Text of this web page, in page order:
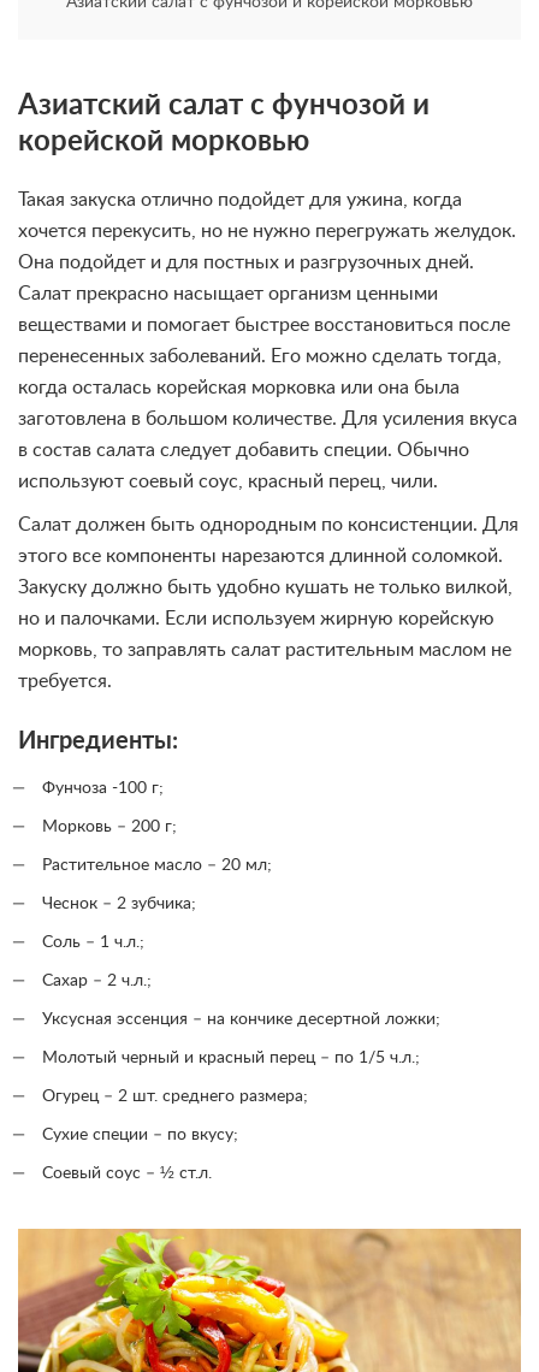
Азиатский салат с фунчозой и
корейской морковью
Такая закуска отлично подойдет для ужина, когда
хочется перекусить, но не нужно перегружать желудок.
Она подойдет и для постных и разгрузочных дней.
Салат прекрасно насыщает организм ценными
веществами и помогает быстрее восстановиться после
перенесенных заболеваний. Его можно сделать тогда,
когда осталась корейская морковка или она была
заготовлена в большом количестве. Для усиления вкуса
в состав салата следует добавить специи. Обычно
используют соевый соус, красный перец, чили.
Салат должен быть однородным по консистенции. Для
этого все компоненты нарезаются длинной соломкой.
Закуску должно быть удобно кушать не только вилкой,
но и палочками. Если используем жирную корейскую
морковь, то заправлять салат растительным маслом не
требуется.
Ингредиенты:
Фунчоза -100 г;
Морковь – 200 г;
Растительное масло – 20 мл;
Чеснок – 2 зубчика;
Соль – 1 ч.л.;
Сахар – 2 ч.л.;
Уксусная эссенция – на кончике десертной ложки;
Молотый черный и красный перец – по 1/5 ч.л.;
Огурец – 2 шт. среднего размера;
Сухие специи – по вкусу;
Соевый соус – ½ ст.л.